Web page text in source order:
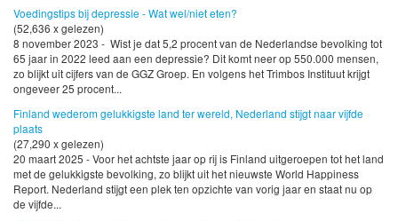
Voedingstips bij depressie - Wat wel/niet eten?
(52,636 x gelezen)
8 november 2023 - Wist je dat 5,2 procent van de Nederlandse bevolking tot
65 jaar in 2022 leed aan een depressie? Dit komt neer op 550.000 mensen,
zo blijkt uit cijfers van de GGZ Groep. En volgens het Trimbos Instituut krijgt
ongeveer 25 procent...
Finland wederom gelukkigste land ter wereld, Nederland stijgt naar vijfde
plaats
(27,290 x gelezen)
20 maart 2025 - Voor het achtste jaar op rij is Finland uitgeroepen tot het land
met de gelukkigste bevolking, zo blijkt uit het nieuwste World Happiness
Report. Nederland stijgt een plek ten opzichte van vorig jaar en staat nu op
de vijfde...